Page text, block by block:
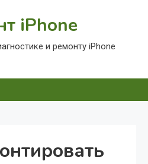
iPhone
и ремонту iPhone